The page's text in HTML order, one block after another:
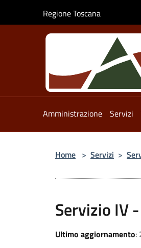
Regione Toscana
Amministrazione Servizi
Home > Servizi >
Servizio IV
Ultimo aggiornamento: